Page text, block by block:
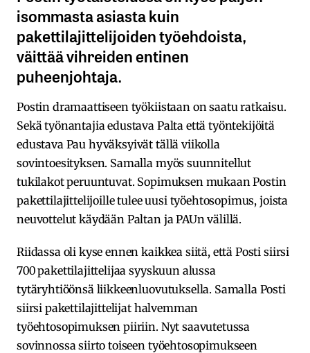
isommasta asiasta kuin
pakettilajittelijoiden työehdoista,
väittää vihreiden entinen
puheenjohtaja.
Postin dramaattiseen työkiistaan on saatu ratkaisu.
Sekä työnantajia edustava Palta että työntekijöitä
edustava Pau hyväksyivät tällä viikolla
sovintoesityksen. Samalla myös suunnitellut
tukilakot peruuntuvat. Sopimuksen mukaan Postin
pakettilajittelijoille tulee uusi työehtosopimus, joista
neuvottelut käydään Paltan ja PAUn välillä.
Riidassa oli kyse ennen kaikkea siitä, että Posti siirsi
700 pakettilajittelijaa syyskuun alussa
tytäryhtiöönsä liikkeenluovutuksella. Samalla Posti
siirsi pakettilajittelijat halvemman
työehtosopimuksen piiriin. Nyt saavutetussa
sovinnossa siirto toiseen työehtosopimukseen